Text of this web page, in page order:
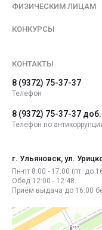
ФИЗИЧЕСКИМ ЛИЦАМ
КОНКУРСЫ
КОНТАКТЫ
8 (9372) 75-37-37
Телефон
8 (9372) 75-37-37
Телефон по
г. Ульяновск, ул.
Пн-пт 8:00 - 17:00 (пт. до
Обед 12:00 - 12:48.
Приём выдача до 16:00